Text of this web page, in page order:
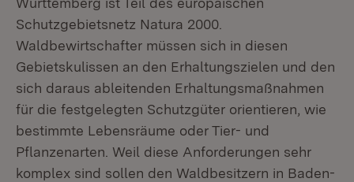
Schutzgebietsnetz Natura 2000.
Waldbewirtschafter müssen sich in diesen
Gebietskulissen an den Erhaltungszielen und den
sich daraus ableitenden Erhaltungsmaßnahmen
für die festgelegten Schutzgüter orientieren, wie
bestimmte Lebensräume oder Tier- und
Pflanzenarten. Weil diese Anforderungen sehr
komplex sind sollen den Waldbesitzern in Baden-